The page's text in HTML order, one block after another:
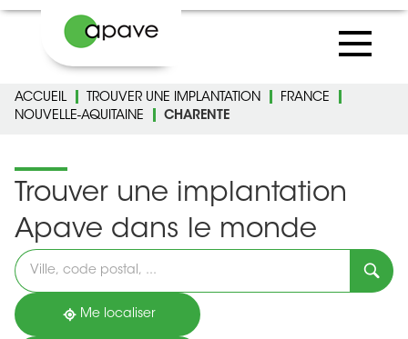
ACCUEIL TROUVER UNE IMPLANTATION
FRANCE
NOUVELLE-AQUITAINE
CHARENTE
Trouver une implantation
Apave dans le monde
Veuillez
renseigner
une
adresse
Me localiser